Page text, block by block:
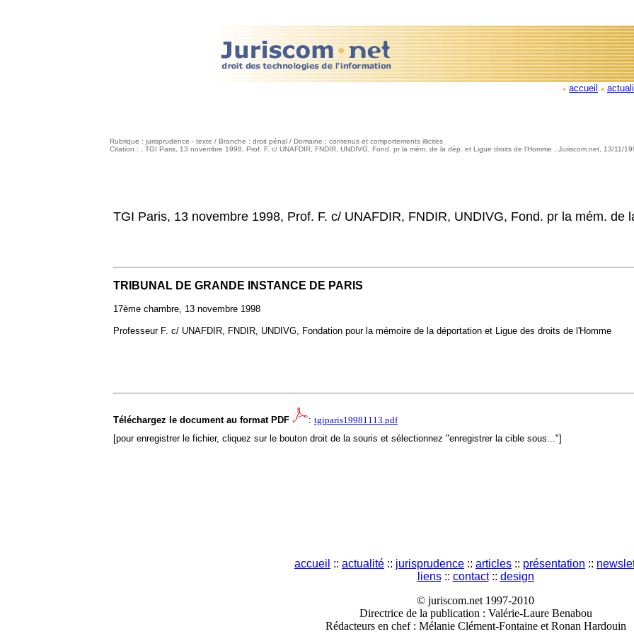
accueil
Rubrique : jurisprudence - texte / Branche : droit pénal / Domaine : contenus et comportements illicites
Citation : , TGI Paris, 13 novembre 1998, Prof. F. c/ UNAFDIR, FNDIR, UNDIVG, Fond. pr la mém. de la dép. et Ligue droits de l'Homme , Juriscom.net, 13/11/
TGI Paris, 13 novembre 1998, Prof. F. c/ UNAFDIR, FNDIR, UNDIVG, Fond. pr la mém. de
TRIBUNAL DE GRANDE INSTANCE DE PARIS
17ème chambre, 13 novembre 1998
Professeur F. c/ UNAFDIR, FNDIR, UNDIVG, Fondation pour la mémoire de la déportation et Ligue des droits de l'Homme
Téléchargez le document au format PDF : tgiparis19981113.pdf
[pour enregistrer le fichier, cliquez sur le bouton droit de la souris et sélectionnez "enregistrer la cible sous..."]
accueil :: actualité :: jurisprudence :: articles :: présentation ::
liens:: contact:: design
© juriscom.net 1997-2010
Directrice de la publication : Valérie-Laure Benabou
Rédacteurs en chef : Mélanie Clément-Fontaine et Ronan Hardouin